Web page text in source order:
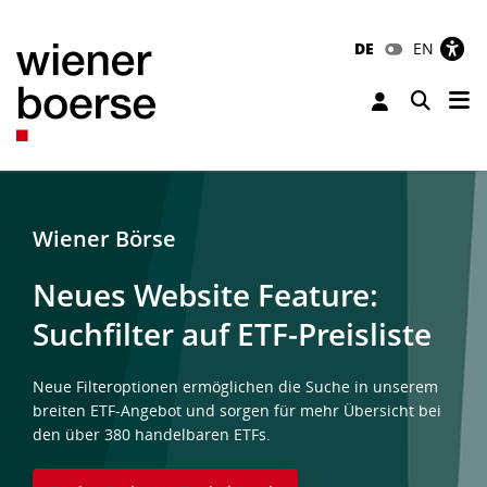
DE EN
Toggle
Wiener Börse
Neues Website Feature:
Suchfilter auf ETF-Preisliste
Neue Filteroptionen ermöglichen die Suche in unserem
breiten ETF-Angebot und sorgen für mehr Übersicht bei
den über 380 handelbaren ETFs.